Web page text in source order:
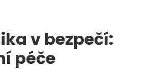
v bezpečí:
péče